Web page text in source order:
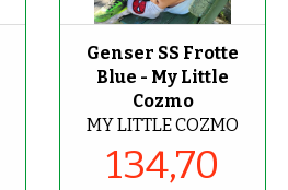
-70%
Genser SS Frotte
Blue - My Little
Cozmo
MY LITTLE COZMO
134,70